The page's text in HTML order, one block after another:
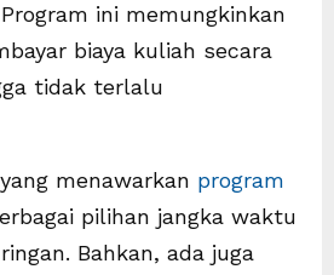
ini memungkinkan
biaya kuliah secara
tidak terlalu
menawarkan program
pilihan jangka waktu
Bahkan, ada juga